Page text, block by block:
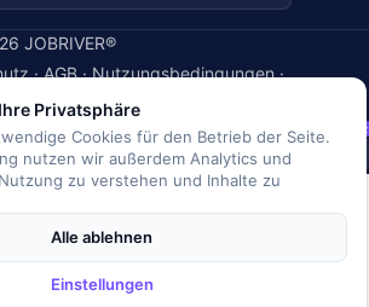
JOBRIVER®
·AGB·Nutzungsbedingungen·
Einstellungen
SiSt JR
Privatsphäre
Cookies für den Betrieb der Seite.
nutzen wir außerdem Analytics und
zu verstehen und Inhalte zu
Alle ablehnen
Einstellungen